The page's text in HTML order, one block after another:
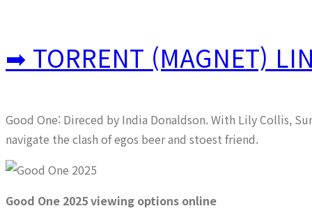
➡ TORRENT (MAGNET)
Good One: Direced by India Donaldson. With Lily Collis,
navigate the clash of egos beer and stoest friend.
Good One 2025 viewing options online